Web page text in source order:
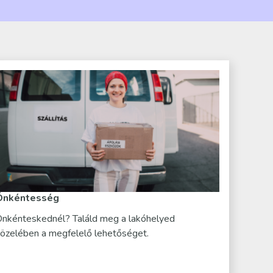
Találd meg a lakóhelyed
a megfelelő lehetőséget.